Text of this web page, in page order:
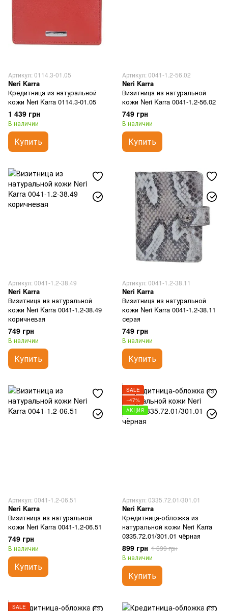
Артикул: 0114.3-01.05
Neri Karra
Кредитница из натуральной
кожи Neri Karra 0114.3-01.05
1 439 грн
В наличии
Купить
Артикул: 0041-1.2-56.02
Neri Karra
Визитница из натуральной
кожи Neri Karra 0041-1.2-56.02
749 грн
В наличии
Купить
Артикул: 0041-1.2-38.49
Neri Karra
Визитница из натуральной
кожи Neri Karra 0041-1.2-38.49
коричневая
749 грн
В наличии
Купить
Артикул: 0041-1.2-38.11
Neri Karra
Визитница из натуральной
кожи Neri Karra 0041-1.2-38.11
серая
749 грн
В наличии
Купить
Артикул: 0041-1.2-06.51
Neri Karra
Визитница из натуральной
кожи Neri Karra 0041-1.2-06.51
749 грн
В наличии
Купить
SALE
−47%
АКЦИЯ
Артикул: 0335.72.01/301.01
Neri Karra
Кредитница-обложка из
натуральной кожи Neri Karra
0335.72.01/301.01 чёрная
899 грн 1 699 грн
В наличии
Купить
SALE